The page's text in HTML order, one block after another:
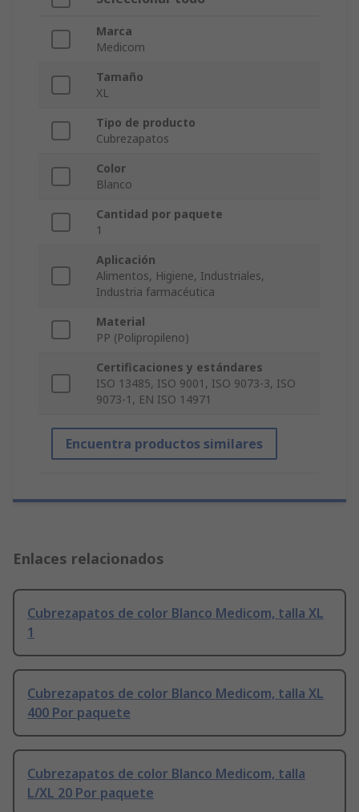
Marca
Medicom
Tamaño
XL
Tipo de producto
Cubrezapatos
Color
Blanco
Cantidad por paquete
1
Aplicación
Alimentos, Higiene, Industriales,
Industria farmacéutica
Material
PP (Polipropileno)
Certificaciones y estándares
ISO 13485, ISO 9001, ISO 9073-3, ISO
9073-1, EN ISO 14971
Encuentra productos similares
Enlaces relacionados
Cubrezapatos de color Blanco Medicom, talla XL
1
Cubrezapatos de color Blanco Medicom, talla XL
400 Por paquete
Cubrezapatos de color Blanco Medicom, talla
L/XL 20 Por paquete